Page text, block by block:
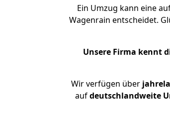
Ein Umzug kann eine
Wagenrain entscheidet.
Unsere Firma kennt
Wir verfügen über
aufdeutschlandweite